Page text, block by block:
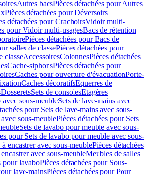
Autres bacsPièces détachées pour Autres
Pièces détachées pour Déversoirs
détachées pour CrachoirsVidoir multi-
pour Vidoir multi-usagesBacs de rétention
Pièces détachées pour Bacs de
salles de classePièces détachées pour
classeAccessoiresColonnesPièces détachées
Cache-siphonsPièces détachées pour
Caches pour ouverture d'évacuationPorte-
Caches décoratifsEquerres de
DosseretsSets de consolesEtagères
avec sous-meubleSets de lave-mains avec
pour Sets de lave-mains avec sous-
sous-meublePièces détachées pour Sets
Sets de lavabo pour meuble avec sous-
pour Sets de lavabo pour meuble avec sous-
à encastrer avec sous-meublePièces détachées
avec sous-meubleMeubles de salles
pour lavaboPièces détachées pour Sous-
lave-mainsPièces détachées pour Pour